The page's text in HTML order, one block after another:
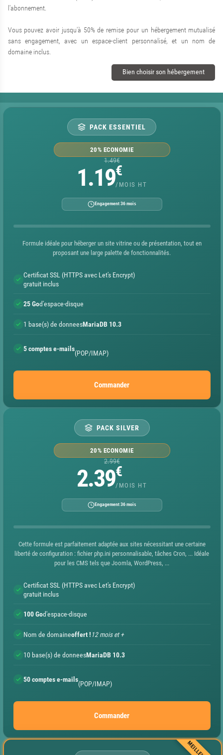
l'abonnement.
Vous pouvez avoir jusqu'à 50% de remise pour un hébergement mutualisé
sans engagement, avec un espace-client personnalisé, et un nom de
domaine inclus.
Bien choisir son hébergement
PACK ESSENTIEL
20% ECONOMIE
1.49€
1.19€
/MOIS HT
Engagement 36 mois
Formule idéale pour héberger un site vitrine ou de présentation, tout en
proposant une large palette de fonctionnalités.
Certificat SSL (HTTPS avec Let's Encrypt)
gratuit inclus
25 God'espace-disque
1 base(s) de donneesMariaDB 10.3
5 comptes e-mails
(POP/IMAP)
Commander
PACK SILVER
20% ECONOMIE
2.99€
2.39€
/MOIS HT
Engagement 36 mois
Cette formule est parfaitement adaptée aux sites nécessitant une certaine
liberté de configuration : fichier php.ini personnalisable, tâches Cron, ... Idéale
pour les CMS tels que Joomla, WordPress, ...
Certificat SSL (HTTPS avec Let's Encrypt)
gratuit inclus
100 God'espace-disque
Nom de domaineoffert ! 12 mois et +
10 base(s) de donneesMariaDB 10.3
50 comptes e-mails
(POP/IMAP)
Commander